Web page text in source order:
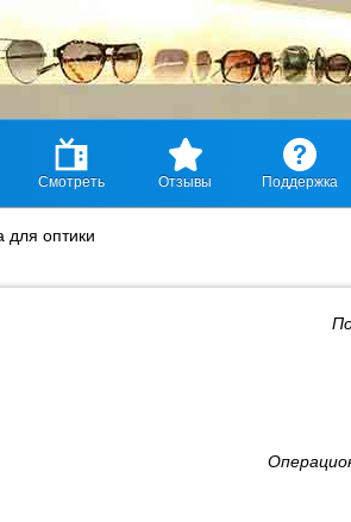
Смотреть Отзывы Поддержка
для оптики